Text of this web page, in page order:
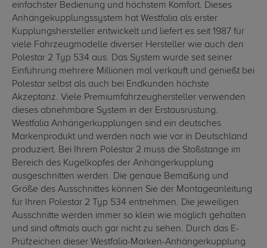
einfachster Bedienung und höchstem Komfort. Dieses
Anhängekupplungssystem hat Westfalia als erster
Kupplungshersteller entwickelt und liefert es seit 1987 für
viele Fahrzeugmodelle diverser Hersteller wie auch den
Polestar 2 Typ 534 aus. Das System wurde seit seiner
Einführung mehrere Millionen mal verkauft und genießt bei
Polestar selbst als auch bei Endkunden höchste
Akzeptanz. Viele Premiumfahrzeughersteller verwenden
dieses abnehmbare System in der Erstausrüstung.
Westfalia Anhängerkupplungen sind ein deutsches
Markenprodukt und werden nach wie vor in Deutschland
produziert. Bei Ihrem Polestar 2 muss die Stoßstange im
Bereich des Kugelkopfes der Anhängerkupplung
ausgeschnitten werden. Die genaue Bemaßung und
Größe des Ausschnittes können Sie der Montageanleitung
für Ihren Polestar 2 Typ 534 entnehmen. Die jeweiligen
Ausschnitte werden immer so klein wie möglich gehalten
und sind oftmals auch gar nicht zu sehen. Durch das E-
Prüfzeichen dieser Westfalia-Marken-Anhängerkupplung